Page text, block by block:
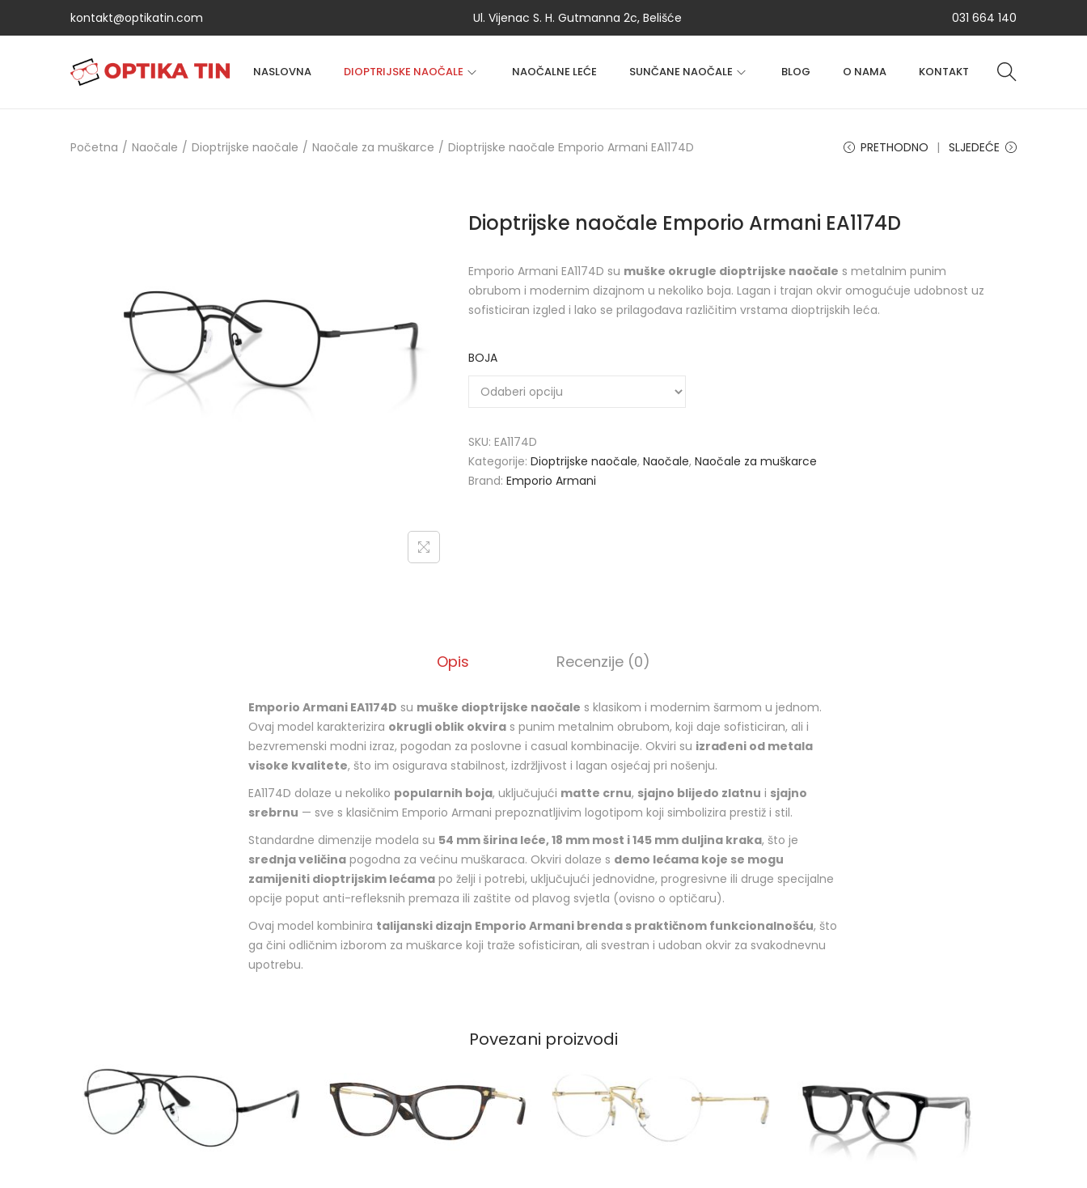
kontakt@optikatin.com Ul. Vijenac S. H. Gutmanna 2c, Belišće 031 664 140
NASLOVNA DIOPTRIJSKE NAOČALE NAOČALNE LEĆE SUNČANE NAOČALE BLOG O NAMA KONTAKT
Početna / Naočale / Dioptrijske naočale / Naočale za muškarce / Dioptrijske naočale Emporio Armani EA1174D PRETHODNO SLJEDEĆE
Dioptrijske naočale Emporio Armani EA1174D
Emporio Armani EA1174D su muške okrugle dioptrijske naočale s metalnim punim
obrubom i modernim dizajnom u nekoliko boja. Lagan i trajan okvir omogućuje udobnost uz
sofisticiran izgled i lako se prilagođava različitim vrstama dioptrijskih leća.
BOJA
SKU:EA1174D
Kategorije:Dioptrijske naočale,Naočale,Naočale za muškarce
Brand:Emporio Armani
Opis Recenzije (0)
Emporio Armani EA1174D su muške dioptrijske naočale s klasikom i modernim šarmom u jednom.
Ovaj model karakterizira okrugli oblik okvira s punim metalnim obrubom, koji daje sofisticiran, ali i
bezvremenski modni izraz, pogodan za poslovne i casual kombinacije. Okviri su izrađeni od metala
visoke kvalitete, što im osigurava stabilnost, izdržljivost i lagan osjećaj pri nošenju.
EA1174D dolaze u nekoliko popularnih boja, uključujući matte crnu, sjajno blijedo zlatnu i sjajno
srebrnu — sve s klasičnim Emporio Armani prepoznatljivim logotipom koji simbolizira prestiž i stil.
Standardne dimenzije modela su 54 mm širina leće, 18 mm most i 145 mm duljina kraka, što je
srednja veličina pogodna za većinu muškaraca. Okviri dolaze s demo lećama koje se mogu
zamijeniti dioptrijskim lećama po želji i potrebi, uključujući jednovidne, progresivne ili druge specijalne
opcije poput anti-refleksnih premaza ili zaštite od plavog svjetla (ovisno o optičaru).
Ovaj model kombinira talijanski dizajn Emporio Armani brenda s praktičnom funkcionalnošću, što
ga čini odličnim izborom za muškarce koji traže sofisticiran, ali svestran i udoban okvir za svakodnevnu
upotrebu.
Povezani proizvodi